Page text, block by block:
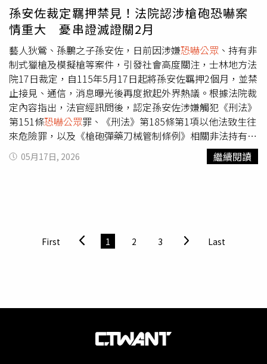
孫安佐裁定羈押禁見！法院認涉槍砲恐嚇案
情重大 憂串證滅證關2月
藝人狄鶯、孫鵬之子孫安佐，日前因涉嫌恐嚇公眾 、持有非
制式獵槍及模擬槍等案件，引發社會高度關注，士林地方法
院17日裁定，自115年5月17日起將孫安佐羈押2個月，並禁
止接見、通信，消息曝光後再度掀起外界熱議。根據法院裁
定內容指出，法官經訊問後，認定孫安佐涉嫌觸犯《刑法》
第151條恐嚇公眾罪、《刑法》第185條第1項以他法致生往
來危險罪，以及《槍砲彈藥刀械管制條例》相關非法持有非
制式獵槍、模擬槍等罪嫌，且犯罪嫌疑重大，因此有羈押必
要。法院也強調，目前案件仍處於偵查階段，卷內資料顯
合《刑事訴訟法》第101條第1項第2款所規定之羈押原因。
裁定中更提到，法院已衡量維持司法權有效行使、後續審判
保、責付或限制住居等替代處分有效防範，因此最終裁定羈
面，如今再爆出涉及槍砲及恐嚇案件，也讓外界對其後續司
法發展與家庭狀況格外關注，案件目前仍待檢警持續偵辦，
05月17日, 2026 繼續閱讀
First 1 2 3 Last